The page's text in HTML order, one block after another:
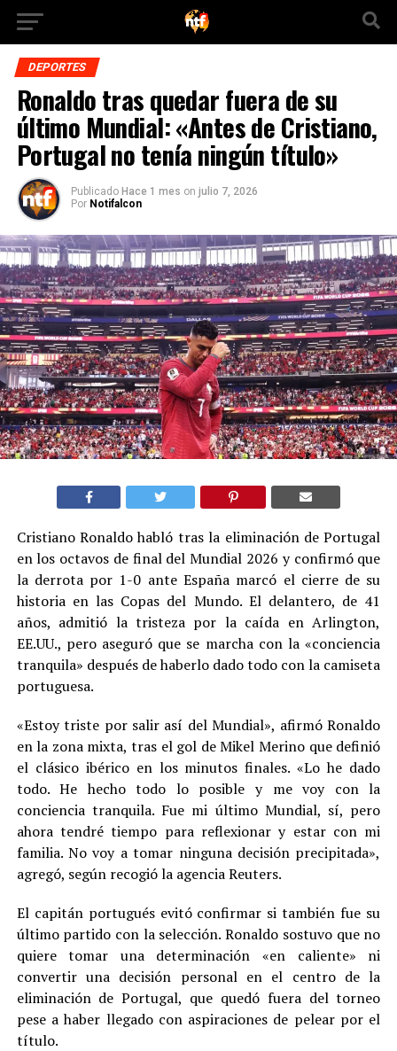
DEPORTES
Ronaldo tras quedar fuera de su
último Mundial: «Antes de Cristiano,
Portugal no tenía ningún título»
Publicado Hace 1 mes on julio 7, 2026
Por Notifalcon
Cristiano Ronaldo habló tras la eliminación de Portugal
en los octavos de final del Mundial 2026 y confirmó que
la derrota por 1-0 ante España marcó el cierre de su
historia en las Copas del Mundo. El delantero, de 41
años, admitió la tristeza por la caída en Arlington,
EE.UU., pero aseguró que se marcha con la «conciencia
tranquila» después de haberlo dado todo con la camiseta
portuguesa.
«Estoy triste por salir así del Mundial», afirmó Ronaldo
en la zona mixta, tras el gol de Mikel Merino que definió
el clásico ibérico en los minutos finales. «Lo he dado
todo. He hecho todo lo posible y me voy con la
conciencia tranquila. Fue mi último Mundial, sí, pero
ahora tendré tiempo para reflexionar y estar con mi
familia. No voy a tomar ninguna decisión precipitada»,
agregó, según recogió la agencia Reuters.
El capitán portugués evitó confirmar si también fue su
último partido con la selección. Ronaldo sostuvo que no
quiere tomar una determinación «en caliente» ni
convertir una decisión personal en el centro de la
eliminación de Portugal, que quedó fuera del torneo
pese a haber llegado con aspiraciones de pelear por el
título.